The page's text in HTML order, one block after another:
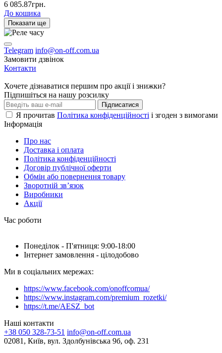
6 085.87грн.
До кошика
Показати ще
Telegram info@on-off.com.ua
Замовити дзвінок
Контакти
Хочете дізнаватися першим про акції і знижки?
Підпишіться на нашу розсилку
Підписатися
Я прочитав Політика конфіденційності і згоден з вимогами
Інформація
Про нас
Доставка і оплата
Політика конфіденційності
Договір публічної оферти
Обмін або повернення товару
Зворотній зв’язок
Виробники
Акції
Час роботи
Понеділок - П'ятниця: 9:00-18:00
Інтернет замовлення - цілодобово
Ми в соціальних мережах:
https://www.facebook.com/onoffcomua/
https://www.instagram.com/premium_rozetki/
https://t.me/AESZ_bot
Наші контакти
+38 050 328-73-51 info@on-off.com.ua
02081, Київ, вул. Здолбунівська 9б, оф. 231